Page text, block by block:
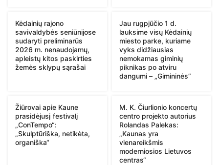
Kėdainių rajono
savivaldybės seniūnijose
sudaryti preliminarūs
2026 m. nenaudojamų,
apleistų kitos paskirties
žemės sklypų sąrašai
Jau rugpjūčio 1 d.
lauksime visų Kėdainių
miesto parke, kuriame
vyks didžiausias
nemokamas giminių
piknikas po atviru
dangumi – „Gimininės”
Žiūrovai apie Kaune
prasidėjusį festivalį
„ConTempo“:
„Skulptūriška, netikėta,
organiška“
M. K. Čiurlionio koncertų
centro projekto autorius
Rolandas Palekas:
„Kaunas yra
vienareikšmis
moderniosios Lietuvos
centras“